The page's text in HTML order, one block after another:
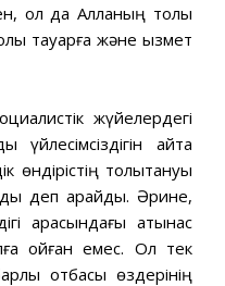
ол да Алланың толық
тауарға және қызмет
жүйелердегі
үйлесімсіздігін айта
өндірістің толықтануы
деп қарайды. Әрине,
арасындағы қатынас
қойған емес. Ол тек
отбасы өздерінің